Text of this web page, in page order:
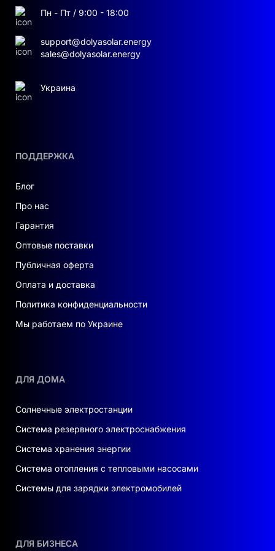
высокой термостабильностью
Высоковольтная система (до 786 В) для
минимальных потерь
системами EMS
CAT5E и Wi-Fi (опция)
Deye BOS-B 215 — надёжное и эффективное
решение для бизнеса и промышленности,
безопасность.
ПОДДЕРЖКА
Блог
Про нас
Гарантия
Оптовые поставки
Публичная оферта
Оплата и доставка
Политика конфиденциальности
Мы работаем по Украине
ДЛЯ ДОМА
Солнечные электростанции
Система резервного электроснабжения
Система хранения энергии
Система отопления с тепловыми насосами
Системы для зарядки электромобилей
ДЛЯ БИЗНЕСА
Пн - Пт / 9:00 - 18:00
support@dolyasolar.energy
sales@dolyasolar.energy
Украина